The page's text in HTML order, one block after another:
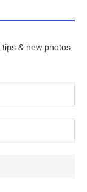
& new photos.